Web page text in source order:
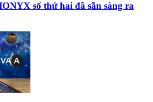
số thứ hai đã sẵn sàng ra